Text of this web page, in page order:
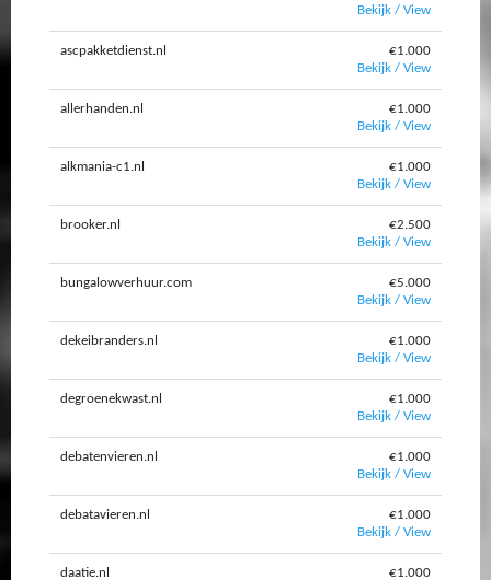
Bekijk / View
ascpakketdienst.nl
€1.000
Bekijk / View
allerhanden.nl
€1.000
Bekijk / View
alkmania-c1.nl
€1.000
Bekijk / View
brooker.nl
€2.500
Bekijk / View
bungalowverhuur.com
€5.000
Bekijk / View
dekeibranders.nl
€1.000
Bekijk / View
degroenekwast.nl
€1.000
Bekijk / View
debatenvieren.nl
€1.000
Bekijk / View
debatavieren.nl
€1.000
Bekijk / View
daatie.nl €1.000